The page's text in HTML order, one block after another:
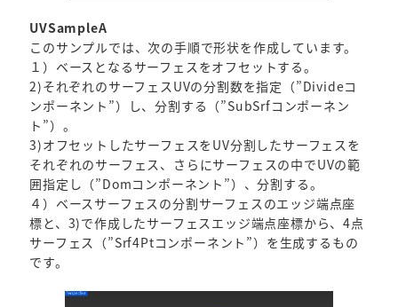
UVSampleA
このサンプルでは、次の手順で形状を作成しています。
１）ベースとなるサーフェスをオフセットする。
2)それぞれのサーフェスUVの分割数を指定（”Divideコ
ンポーネント”）し、分割する（”SubSrfコンポーネン
ト”）。
3)オフセットしたサーフェスをUV分割したサーフェスを
それぞれのサーフェス、さらにサーフェスの中でUVの範
囲指定し（”Domコンポーネント”）、分割する。
４）ベースサーフェスの分割サーフェスのエッジ端点座
標と、3)で作成したサーフェスエッジ端点座標から、4点
サーフェス（”Srf4Ptコンポーネント”）を生成するもの
です。